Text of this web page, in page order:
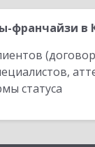
франчайзи в
статуса